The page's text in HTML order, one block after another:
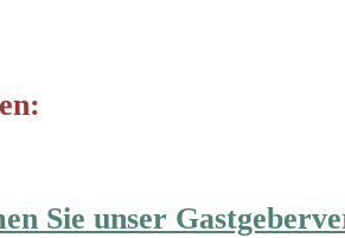
Sie unser